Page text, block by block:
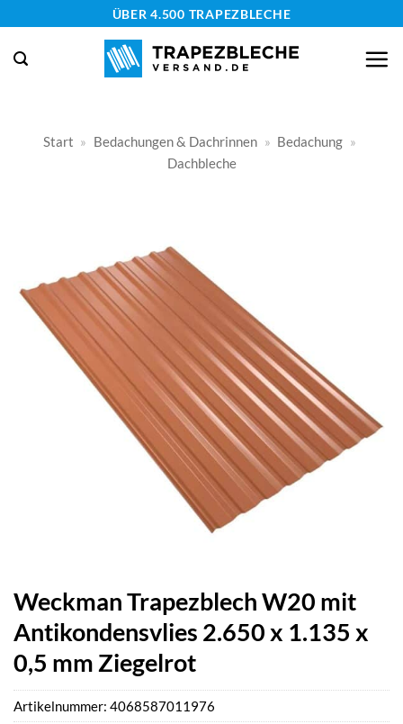
springen
ÜBER 4.500 TRAPEZBLECHE
Start » Bedachungen & Dachrinnen » Bedachung »
Dachbleche
Weckman Trapezblech W20 mit
Antikondensvlies 2.650 x 1.135 x
0,5 mm Ziegelrot
Artikelnummer: 4068587011976